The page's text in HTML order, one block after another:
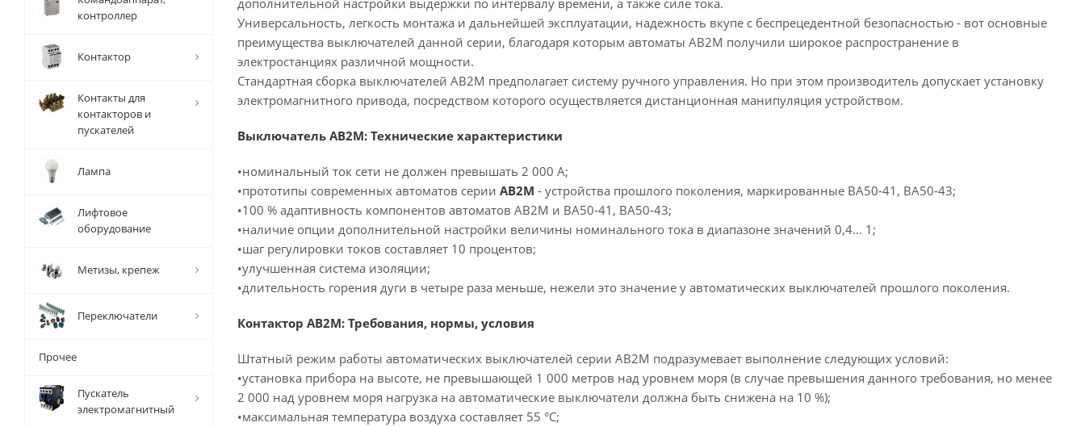
дополнительной настройки выдержки по интервалу времени, а также силе тока.
Универсальность, легкость монтажа и дальнейшей эксплуатации, надежность вкупе с беспрецедентной безопасностью - вот основные
преимущества выключателей данной серии, благодаря которым автоматы АВ2М получили широкое распространение в
электростанциях различной мощности.
Стандартная сборка выключателей АВ2М предполагает систему ручного управления. Но при этом производитель допускает установку
электромагнитного привода, посредством которого осуществляется дистанционная манипуляция устройством.
Выключатель АВ2М: Технические характеристики
•номинальный ток сети не должен превышать 2 000 А;
•прототипы современных автоматов серии АВ2М - устройства прошлого поколения, маркированные ВА50-41, ВА50-43;
•100 % адаптивность компонентов автоматов АВ2М и ВА50-41, ВА50-43;
•наличие опции дополнительной настройки величины номинального тока в диапазоне значений 0,4... 1;
•шаг регулировки токов составляет 10 процентов;
•улучшенная система изоляции;
•длительность горения дуги в четыре раза меньше, нежели это значение у автоматических выключателей прошлого поколения.
Контактор АВ2М: Требования, нормы, условия
Штатный режим работы автоматических выключателей серии АВ2М подразумевает выполнение следующих условий:
•установка прибора на высоте, не превышающей 1 000 метров над уровнем моря (в случае превышения данного требования, но менее
2 000 над уровнем моря нагрузка на автоматические выключатели должна быть снижена на 10 %);
•максимальная температура воздуха составляет 55 °С;
контроллер
Контактор
Контакты для
контакторов и
пускателей
Лампа
Лифтовое
оборудование
Метизы, крепеж
Переключатели
Прочее
Пускатель
электромагнитный